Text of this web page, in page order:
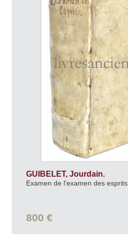
GUIBELET, Jourdain.
Examen de l'examen des esprits.
800 €